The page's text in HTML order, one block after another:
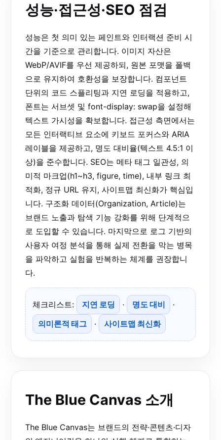
성능·접근성·SEO 점검
성능은 첫 의미 있는 페인트와 인터랙션 준비 시
간을 기준으로 관리합니다. 이미지 자산은
WebP/AVIF를 우선 제공하되, 원본 포맷을 폴백
으로 유지하여 호환성을 보장합니다. 컴포넌트
단위의 코드 스플리팅과 지연 로딩을 적용하고,
폰트는 서브셋 및 font-display: swap을 설정해
텍스트 가시성을 확보합니다. 접근성 측면에서는
모든 인터랙티브 요소에 키보드 포커스와 ARIA
레이블을 제공하고, 명도 대비율(텍스트 4.5:1 이
상)을 준수합니다. SEO는 메타 태그 일관성, 의
미적 마크업(h1~h3, figure, time), 내부 링크 최
적화, 정규 URL 유지, 사이트맵 최신화가 핵심입
니다. 구조화 데이터(Organization, Article)는
브랜드 노출과 탐색 기능 강화를 위해 단계적으
로 도입할 수 있습니다. 마지막으로 로그 기반의
사용자 여정 분석을 통해 실제 전환을 막는 병목
을 파악하고 실험을 반복하는 체계를 권장합니
다.
체크리스트: 지연 로딩 · 명도 대비
·
의미론적 태그
· 사이트맵 최신화
The Blue Canvas 소개
The Blue Canvas는 브랜드의 전략·콘텐츠·디자